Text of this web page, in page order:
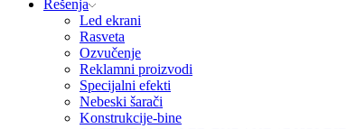
Rešenja
Led ekrani
Rasveta
Ozvučenje
Reklamni proizvodi
Specijalni efekti
Nebeski šarači
Konstrukcije-bine